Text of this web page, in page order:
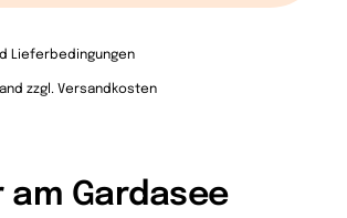
Lieferbedingungen
zzgl. Versandkosten
am Gardasee